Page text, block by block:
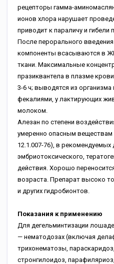
рецепторы гамма-
ионов хлора нарушает
приводит к параличу и гибели
После перорального
компоненты всасываются в
ткани. Максимальные
празиквантела в плазме
3-6 ч; выводятся из
фекалиями, у лактирующих
молоком.
Алезан по степени
умеренно опасным веществам
12.1.007-76), в рекомендуемых
эмбриотоксического,
действия. Хорошо
возраста. Препарат высоко
и других гидробионтов.
Показания к применению
Для дегельминтизации
— нематодозах (включая
трихонематозы,
стронгилоидоз,